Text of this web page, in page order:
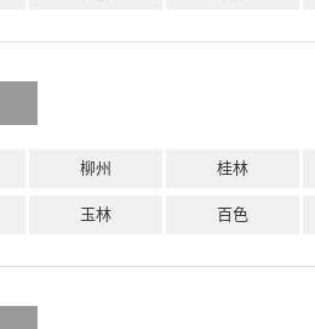
柳州 桂林
玉林 百色